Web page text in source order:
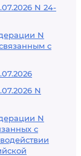
N 24-
N
с
N
N
с